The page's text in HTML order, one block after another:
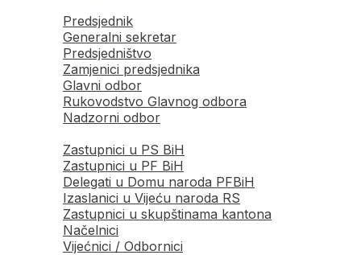
Predsjednik
Generalni sekretar
Predsjedništvo
Zamjenici predsjednika
Glavni odbor
Rukovodstvo Glavnog odbora
Nadzorni odbor
Zastupnici u PS BiH
Zastupnici u PF BiH
Delegati u Domu naroda PFBiH
Izaslanici u Vijeću naroda RS
Zastupnici u skupštinama kantona
Načelnici
Vijećnici / Odbornici